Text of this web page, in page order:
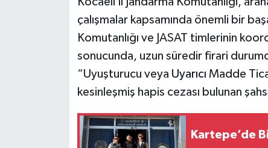
çalışmalar kapsamında önemli bir
Komutanlığı ve JASAT timlerinin
sonucunda, uzun süredir firari
“Uyuşturucu veya Uyarıcı Madde
kesinleşmiş hapis cezası bulunan
Kartepe’de